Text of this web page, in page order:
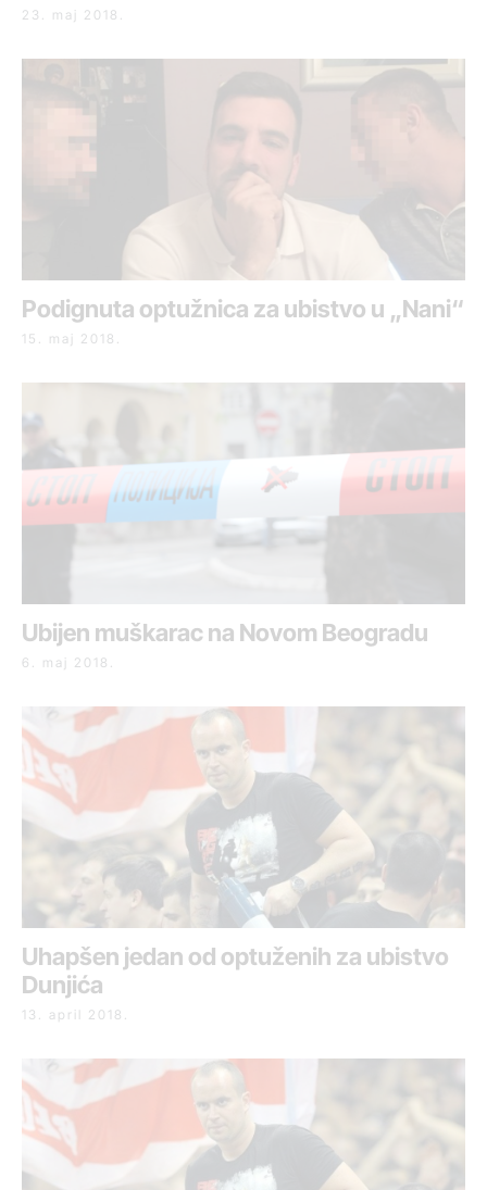
23. maj 2018.
Podignuta optužnica za ubistvo u „Nani“
15. maj 2018.
Ubijen muškarac na Novom Beogradu
6. maj 2018.
Uhapšen jedan od optuženih za ubistvo
Dunjića
13. april 2018.